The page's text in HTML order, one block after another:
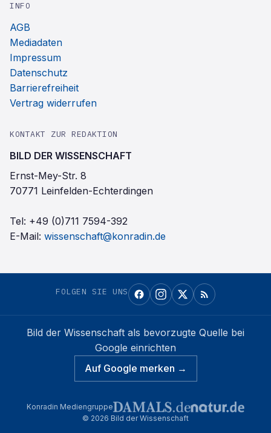
INFO
AGB
Mediadaten
Impressum
Datenschutz
Barrierefreiheit
Vertrag widerrufen
KONTAKT ZUR REDAKTION
BILD DER WISSENSCHAFT
Ernst-Mey-Str. 8
70771 Leinfelden-Echterdingen
Tel: +49 (0)711 7594-392
E-Mail: wissenschaft@konradin.de
FOLGEN SIE UNS
Bild der Wissenschaft als bevorzugte Quelle bei
Google einrichten
Auf Google merken →
Konradin Mediengruppe
© 2026 Bild der Wissenschaft